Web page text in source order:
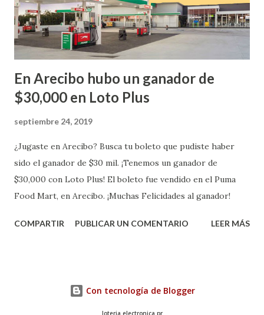
En Arecibo hubo un ganador de
$30,000 en Loto Plus
septiembre 24, 2019
¿Jugaste en Arecibo? Busca tu boleto que pudiste haber
sido el ganador de $30 mil. ¡Tenemos un ganador de
$30,000 con Loto Plus! El boleto fue vendido en el Puma
Food Mart, en Arecibo. ¡Muchas Felicidades al ganador!
COMPARTIR PUBLICAR UN COMENTARIO LEER MÁS
Con tecnología de Blogger